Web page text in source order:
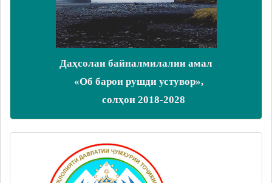
Даҳсолаи байналмилалии амал
«Об барои рушди устувор»,
солҳои 2018-2028